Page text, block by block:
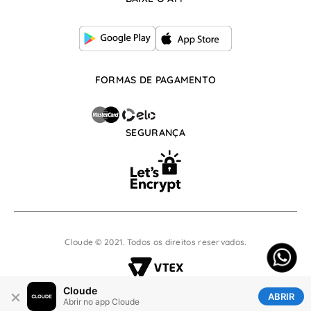
× Cloude
Abrir no app Cloude ABRIR
De segunda à sexta, das 07:30h às 17:30h
FORMAS DE PAGAMENTO
SEGURANÇA
Cloude © 2021. Todos os direitos reservados.